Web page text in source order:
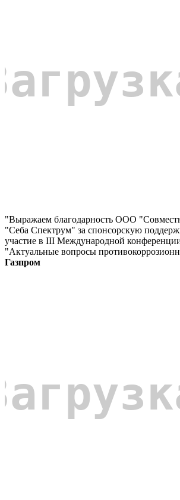
"Выражаем благодарность ООО
"Себа Спектрум" за спонсорскую
участие в III Международной
"Актуальные вопросы
Газпром